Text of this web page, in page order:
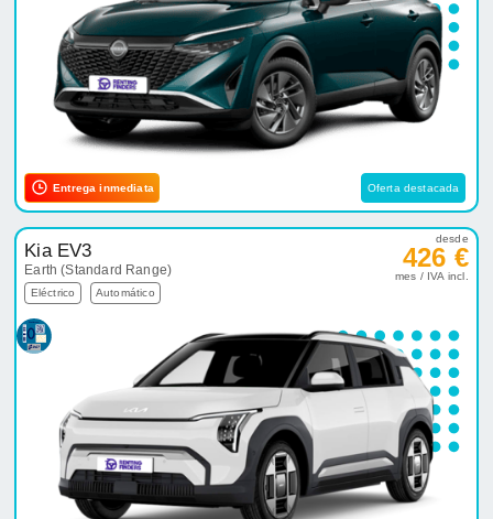
Entrega inmediata Oferta destacada
Kia EV3
Earth (Standard Range)
Eléctrico Automático
desde
426 €
mes / IVA incl.